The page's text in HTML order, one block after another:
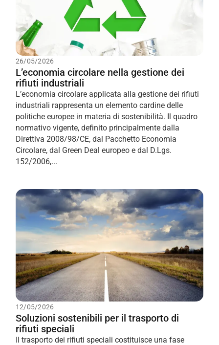
26/05/2026
L’economia circolare nella gestione dei
rifiuti industriali
L’economia circolare applicata alla gestione dei rifiuti
industriali rappresenta un elemento cardine delle
politiche europee in materia di sostenibilità. Il quadro
normativo vigente, definito principalmente dalla
Direttiva 2008/98/CE, dal Pacchetto Economia
Circolare, dal Green Deal europeo e dal D.Lgs.
152/2006,...
12/05/2026
Soluzioni sostenibili per il trasporto di
rifiuti speciali
Il trasporto dei rifiuti speciali costituisce una fase